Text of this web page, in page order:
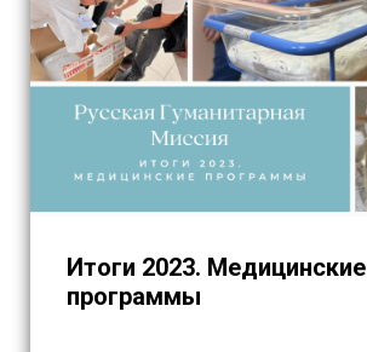
Итоги 2023. Медицинские
программы